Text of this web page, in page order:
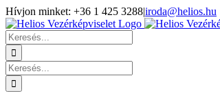
Kihagyás
Hívjon minket: +36 1 425 3288|iroda@helios.hu
YouTube
Facebook
Keresés...
Keresés...